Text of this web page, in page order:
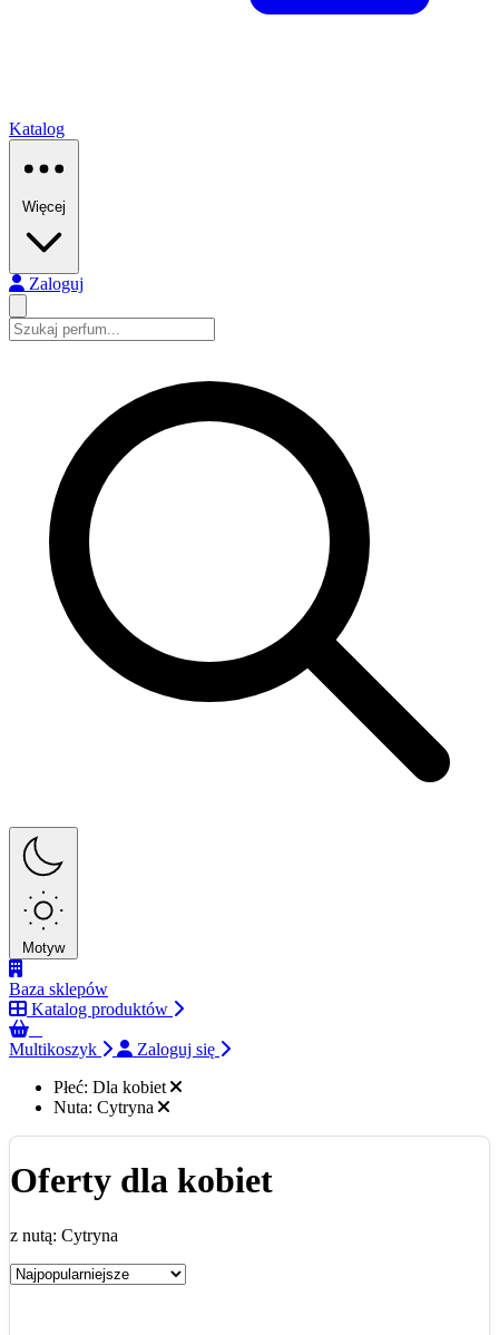
Katalog
Więcej
Zaloguj
Motyw
Baza sklepów
Katalog produktów
Multikoszyk
Zaloguj się
Płeć: Dla kobiet
Nuta: Cytryna
Oferty dla kobiet
z nutą: Cytryna